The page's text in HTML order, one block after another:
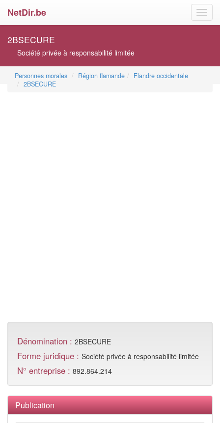
NetDir.be
2BSECURE
Société privée à responsabilité limitée
Personnes morales Région flamande
Flandre occidentale
2BSECURE
Dénomination : 2BSECURE
Forme juridique : Société privée à responsabilité limitée
N° entreprise : 892.864.214
Publication